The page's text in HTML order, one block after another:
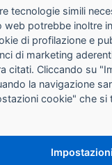
(BS)
Imprese Brescia N°
tecnologie simili
potrebbe inoltre
di profilazione e
di marketing
citati. Cliccando su
la navigazione
cookie" che
Impostazioni